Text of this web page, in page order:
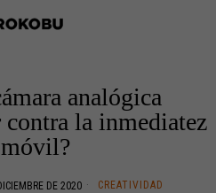
analógica
contra la inmediatez
DE 2020
CREATIVIDAD